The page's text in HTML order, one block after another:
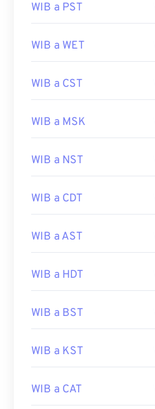
WIB a PST
WIB a WET
WIB a CST
WIB a MSK
WIB a NST
WIB a CDT
WIB a AST
WIB a HDT
WIB a BST
WIB a KST
WIB a CAT